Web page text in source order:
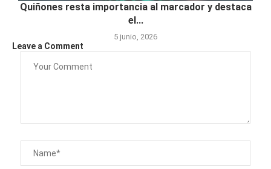
Quiñones resta importancia al marcador y destaca
el...
5 junio, 2026
Leave a Comment